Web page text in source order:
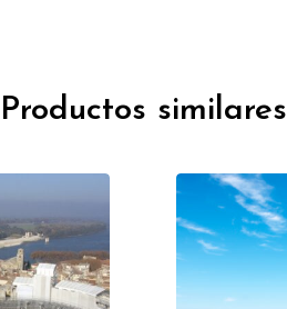
Productos similares